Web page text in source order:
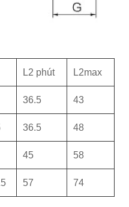
L2 phút L2max
36.5 43
36.5 48
45 58
57 74